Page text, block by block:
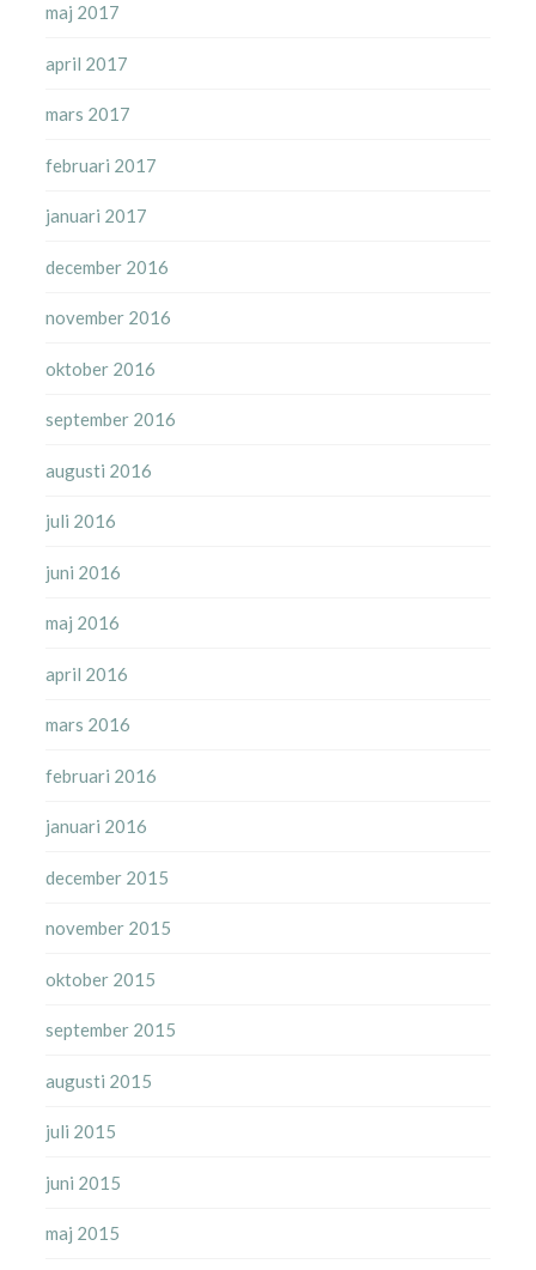
maj 2017
april 2017
mars 2017
februari 2017
januari 2017
december 2016
november 2016
oktober 2016
september 2016
augusti 2016
juli 2016
juni 2016
maj 2016
april 2016
mars 2016
februari 2016
januari 2016
december 2015
november 2015
oktober 2015
september 2015
augusti 2015
juli 2015
juni 2015
maj 2015